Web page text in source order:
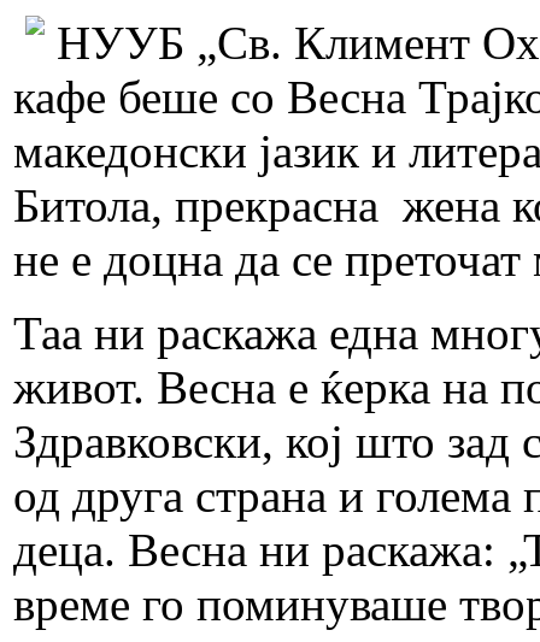
НУУБ „Св. Климент
кафе беше со Весна
македонски јазик и
Битола, прекрасна жена
не е доцна да се
Таа ни раскажа една
живот. Весна е ќерка на
Здравковски, кој што зад
од друга страна и голема
деца. Весна ни раскажа:
време го поминуваше